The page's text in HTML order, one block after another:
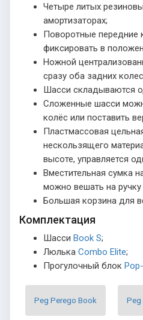
Четыре литых
амортизаторах;
Поворотные передние
фиксировать в
Ножной
сразу оба задних
Шасси складываются
Сложенные шасси
колёс или поставить
Пластмассовая
нескользящего
высоте, управляется
Вместительная сумка
можно вешать на ручку
Большая корзина для
Комплектация
Шасси Book S;
Люлька Combo Elite;
Прогулочный блок
Peg Perego Book Peg